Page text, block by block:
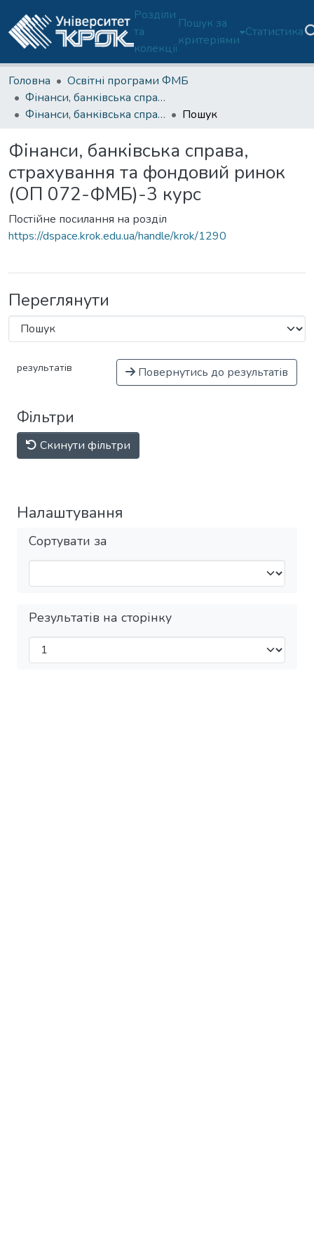
Розділи
та
колекції
Пошук за
критеріями
Статистика
Головна
Освітні програми ФМБ
Фінанси, банківська справа та страхування (ОП 072/D2-ФМБ)
Фінанси, банківська справа, страхування та фондовий ринок (ОП 072-ФМБ)-3 курс
Пошук
Фінанси, банківська справа,
страхування та фондовий ринок
(ОП 072-ФМБ)-3 курс
Постійне посилання на розділ
https://dspace.krok.edu.ua/handle/krok/1290
Переглянути
результатів Повернутись до результатів
Фільтри
Скинути фільтри
Налаштування
Сортувати за
Результатів на сторінку